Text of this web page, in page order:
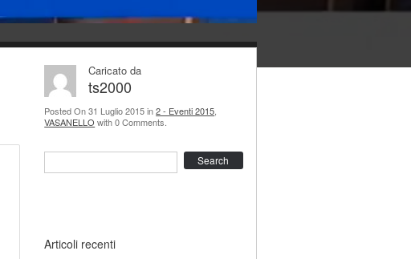
Caricato da
ts2000
Posted On 31 Luglio 2015 in2 - Eventi 2015
VASANELLO with 0 Comments.
Articoli recenti